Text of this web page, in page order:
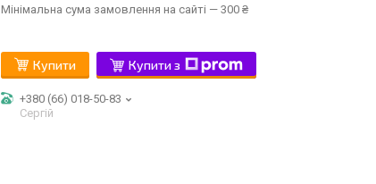
Мінімальна сума замовлення на сайті — 300 ₴
Купити Купити з
+380 (66) 018-50-83
Сергій